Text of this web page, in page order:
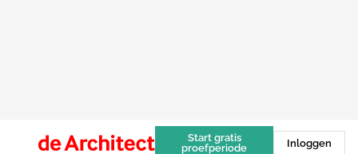
Start gratis
proefperiode
Inloggen